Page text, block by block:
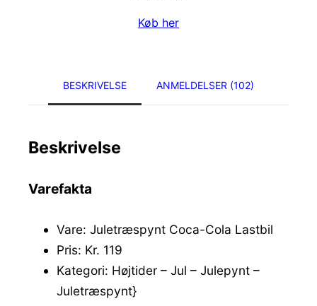
Køb her
BESKRIVELSE ANMELDELSER (102)
Beskrivelse
Varefakta
Vare: Juletræspynt Coca-Cola Lastbil
Pris: Kr. 119
Kategori: Højtider – Jul – Julepynt –
Juletræspynt}